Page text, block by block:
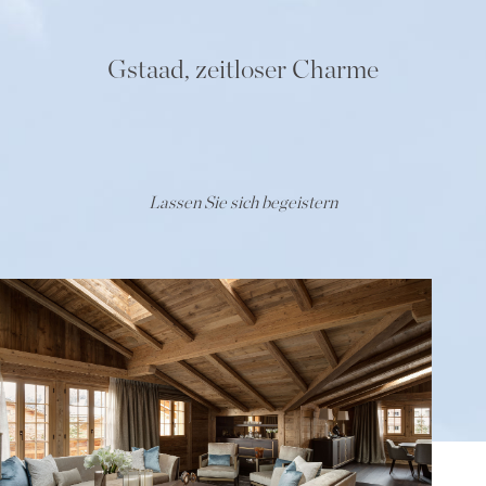
Gstaad, zeitloser Charme
Lassen Sie sich begeistern